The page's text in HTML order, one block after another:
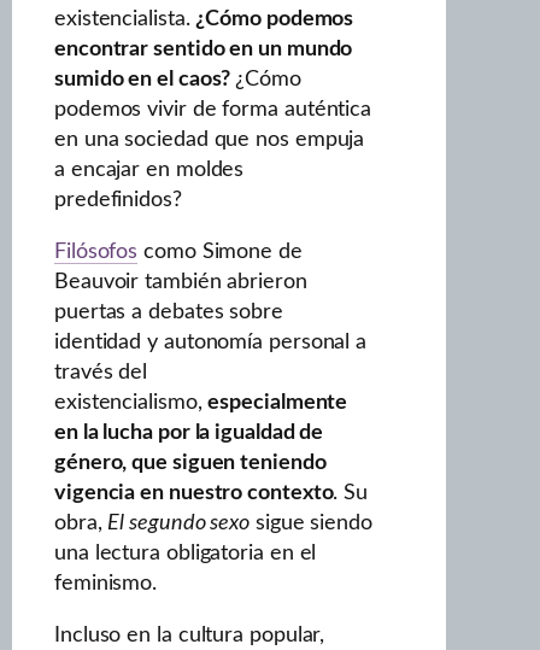
existencialista.¿Cómo podemos
encontrar sentido en un mundo
sumido en el caos?¿Cómo
podemos vivir de forma auténtica
en una sociedad que nos empuja
a encajar en moldes
predefinidos?
Filósofos como Simone de
Beauvoir también abrieron
puertas a debates sobre
identidad y autonomía personal a
través del
existencialismo,especialmente
en la lucha por la igualdad de
género, que siguen teniendo
vigencia en nuestro contexto. Su
obra, El segundo sexo sigue siendo
una lectura obligatoria en el
feminismo.
Incluso en la cultura popular,